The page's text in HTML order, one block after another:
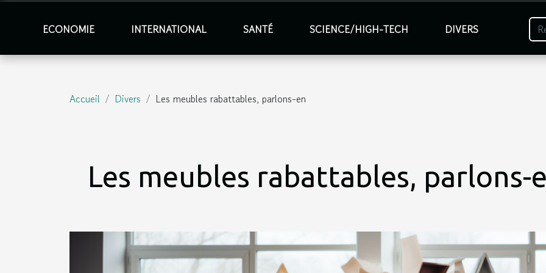
ECONOMIE INTERNATIONAL SANTÉ SCIENCE/HIGH-TECH DIVERS
Accueil Divers Les meubles rabattables, parlons-en
Les meubles rabattables, parlons-